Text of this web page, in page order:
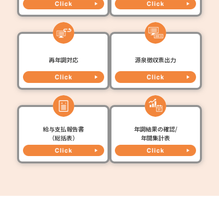
再年調対応 源泉徴収票出力
給与支払報告書
（総括表）
年調結果の確認/
年間集計表